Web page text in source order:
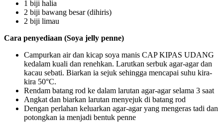
1 biji halia
2 biji bawang besar (dihiris)
2 biji limau
Cara penyediaan (Soya jelly penne)
Campurkan air dan kicap soya manis CAP KIPAS UDANG
kedalam kuali dan renehkan. Larutkan serbuk agar-agar dan
kacau sebati. Biarkan ia sejuk sehingga mencapai suhu kira-
kira 50°C.
Rendam batang rod ke dalam larutan agar-agar selama 3 saat
Angkat dan biarkan larutan menyejuk di batang rod
Dengan perlahan keluarkan agar-agar yang mengeras tadi dan
potongkan ia menjadi bentuk penne